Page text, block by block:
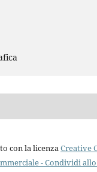
con la licenzaCreative
- Condividi allo